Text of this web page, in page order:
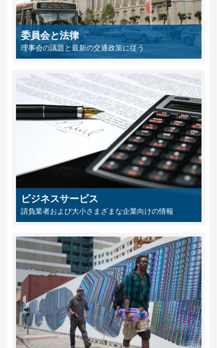
委員会と法律
理事会の議題と最新の交通政策に従う
ビジネスサービス
請負業者および大小さまざまな企業向けの情報